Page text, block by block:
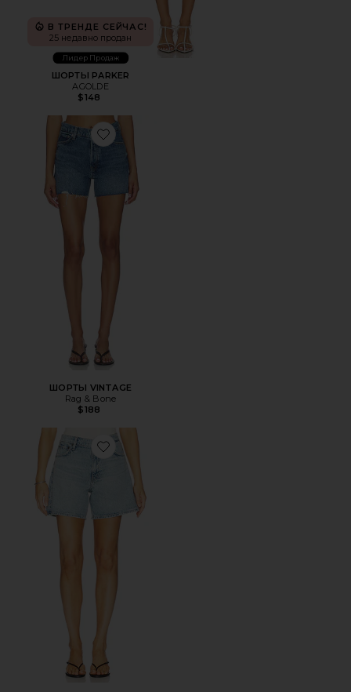
В ТРЕНДЕ СЕЙЧАС!
25 недавно продан
Лидер Продаж
ШОРТЫ PARKER
AGOLDE
$148
Favorite ШОРТЫ VINTAGE
ШОРТЫ VINTAGE
Rag & Bone
$188
Favorite ШОРТЫ KAIA